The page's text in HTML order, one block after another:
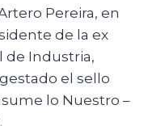
Pereira, en
de la ex
de Industria,
el sello
lo Nuestro –